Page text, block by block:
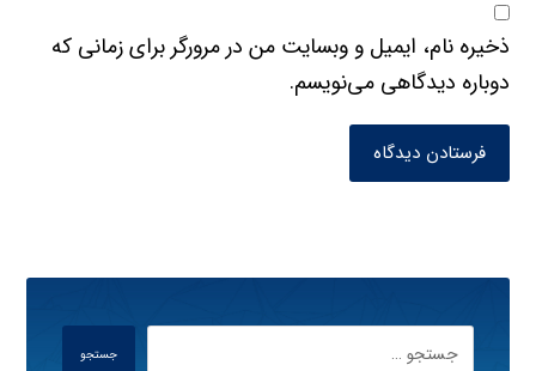
ذخیره نام، ایمیل و وبسایت من در مرورگر برای زمانی که
دوباره دیدگاهی می‌نویسم.
فرستادن دیدگاه
جستجو